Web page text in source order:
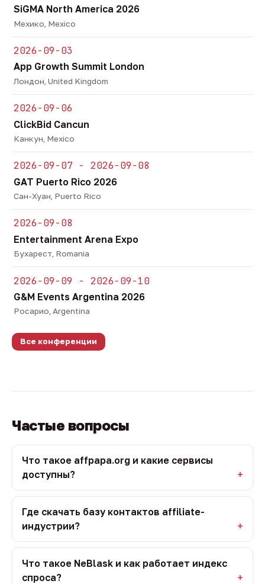
SiGMA North America 2026
Мехико, Mexico
2026-09-03
App Growth Summit London
Лондон, United Kingdom
2026-09-06
ClickBid Cancun
Канкун, Mexico
2026-09-07 - 2026-09-08
GAT Puerto Rico 2026
Сан-Хуан, Puerto Rico
2026-09-08
Entertainment Arena Expo
Бухарест, Romania
2026-09-09 - 2026-09-10
G&M Events Argentina 2026
Росарио, Argentina
Все конференции
Частые вопросы
Что такое affpapa.org и какие сервисы
доступны?
Где скачать базу контактов affiliate-
индустрии?
Что такое NeBlask и как работает индекс
спроса?